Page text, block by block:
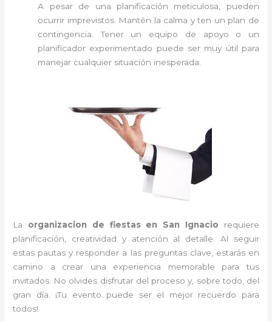
A pesar de una planificación meticulosa, pueden
ocurrir imprevistos. Mantén la calma y ten un plan de
contingencia. Tener un equipo de apoyo o un
planificador experimentado puede ser muy útil para
manejar cualquier situación inesperada.
La organizacion de fiestas en San Ignacio requiere
planificación, creatividad y atención al detalle. Al seguir
estas pautas y responder a las preguntas clave, estarás en
camino a crear una experiencia memorable para tus
invitados. No olvides disfrutar del proceso y, sobre todo, del
gran día. ¡Tu evento puede ser el mejor recuerdo para
todos!